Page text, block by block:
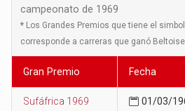
campeonato de 1969
* Los Grandes Premios que tiene el
corresponde a carreras que ganó Beltoise.
Gran Premio Fecha
Sufáfrica 1969 01/03/